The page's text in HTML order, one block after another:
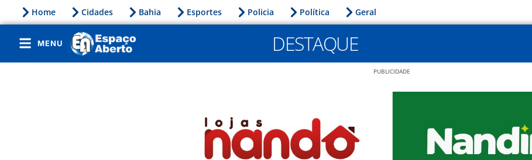
Home Cidades Bahia Esportes Policia Política Geral
MENU DESTAQUE
PUBLICIDADE